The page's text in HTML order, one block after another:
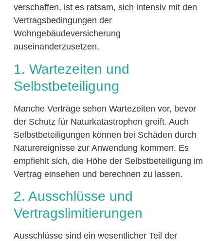
verschaffen, ist es ratsam, sich intensiv mit den
Vertragsbedingungen der
Wohngebäudeversicherung
auseinanderzusetzen.
1. Wartezeiten und
Selbstbeteiligung
Manche Verträge sehen Wartezeiten vor, bevor
der Schutz für Naturkatastrophen greift. Auch
Selbstbeteiligungen können bei Schäden durch
Naturereignisse zur Anwendung kommen. Es
empfiehlt sich, die Höhe der Selbstbeteiligung im
Vertrag einsehen und berechnen zu lassen.
2. Ausschlüsse und
Vertragslimitierungen
Ausschlüsse sind ein wesentlicher Teil der